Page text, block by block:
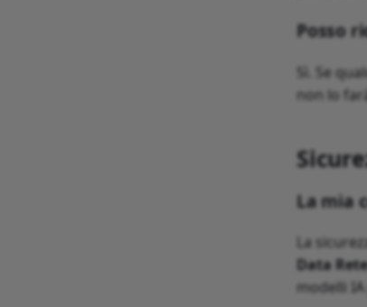
Posso
Sì. Se
non lo
La mia
La
Data
modelli IA